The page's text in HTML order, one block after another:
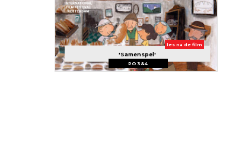
'Samenspel'
PO 3&4
les na de film